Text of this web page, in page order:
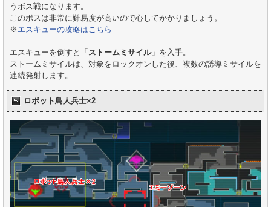
うボス戦になります。
このボスは非常に難易度が高いので心してかかりましょう。
※ エスキューの攻略はこちら
エスキューを倒すと「 ストームミサイル」を入手。
ストームミサイルは、対象をロックオンした後、複数の誘導ミサイルを
連続発射します。
ロボット鳥人兵士×2